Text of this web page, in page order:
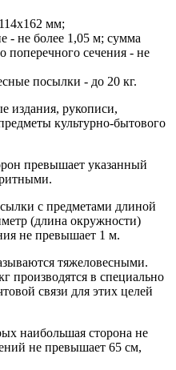
мм;
- не более 1,05 м; сумма
поперечного сечения - не
посылки - до 20 кг.
издания, рукописи,
культурно-бытового
превышает указанный
с предметами длиной
(длина окружности)
не превышает 1 м.
тяжеловесными.
производятся в специально
связи для этих целей
наибольшая сторона не
не превышает 65 см,